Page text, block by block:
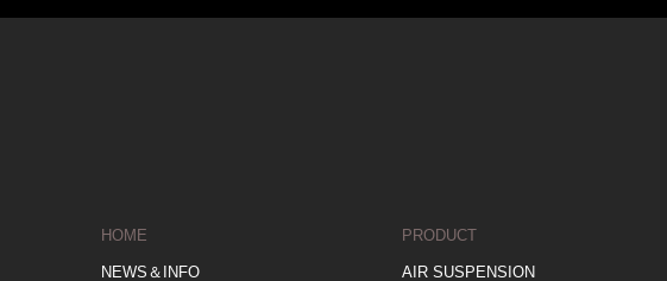
HOME
NEWS＆INFO
PRODUCT
AIR SUSPENSION